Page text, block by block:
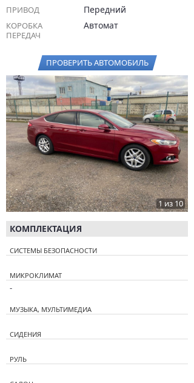
ПРИВОД Передний
КОРОБКА
ПЕРЕДАЧ
Автомат
ПРОВЕРИТЬ АВТОМОБИЛЬ
1 из 10
КОМПЛЕКТАЦИЯ
СИСТЕМЫ БЕЗОПАСНОСТИ
МИКРОКЛИМАТ
-
МУЗЫКА, МУЛЬТИМЕДИА
СИДЕНИЯ
РУЛЬ